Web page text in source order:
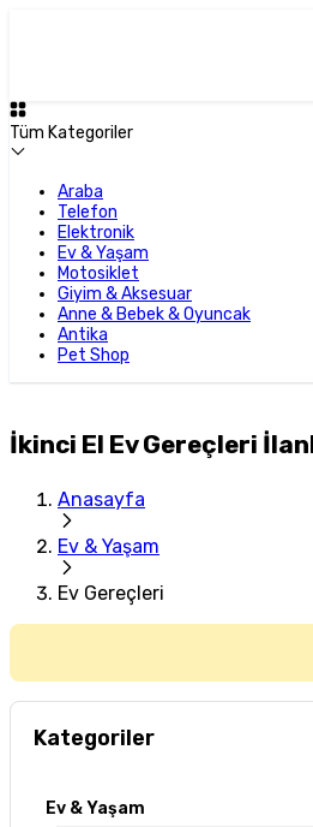
Tüm Kategoriler
Araba
Telefon
Elektronik
Ev & Yaşam
Motosiklet
Giyim & Aksesuar
Anne & Bebek & Oyuncak
Antika
Pet Shop
İkinci El Ev Gereçleri
Anasayfa
Ev & Yaşam
Ev Gereçleri
Kategoriler
Ev & Yaşam